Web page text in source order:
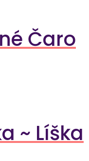
Čaro
~ Líška